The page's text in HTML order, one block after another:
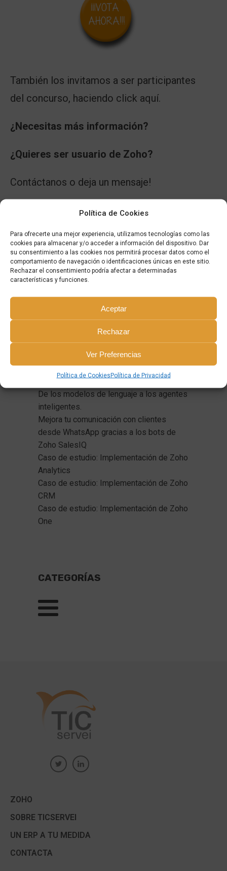
Política de Cookies
Para ofrecerte una mejor experiencia, utilizamos tecnologías como las
cookies para almacenar y/o acceder a información del dispositivo. Dar
su consentimiento a las cookies nos permitirá procesar datos como el
comportamiento de navegación o identificaciones únicas en este sitio.
Rechazar el consentimiento podría afectar a determinadas
características y funciones.
Aceptar
Rechazar
Ver Preferencias
Política de CookiesPolítica de Privacidad
También los invitamos a ser participantes
del concurso, haciendo click aquí.
¿Necesitas más información?
¿Quieres ser usuario de Zoho?
Contáctanos o deja un mensaje!
« ARTÍCULO ANTERIOR
ARTÍCULO SIGUIENTE »
ENTRADAS MÁS RECIENTES
De los modelos de lenguaje a los agentes
inteligentes.
Mejora tu comunicación con clientes
desde WhatsApp gracias a los bots de
Zoho SalesIQ
Caso de estudio: Implementación de Zoho
Analytics
Caso de estudio: Implementación de Zoho
CRM
Caso de estudio: Implementación de Zoho
One
CATEGORÍAS
ZOHO
SOBRE TICSERVEI
UN ERP A TU MEDIDA
CONTACTA